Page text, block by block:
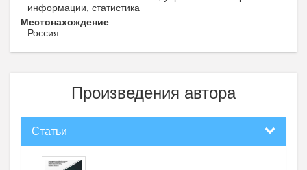
информации, статистика
Местонахождение
Россия
Произведения автора
Статьи